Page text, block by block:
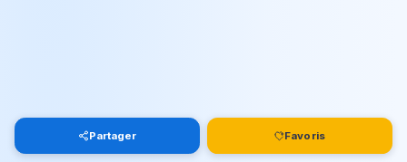
Partager Favoris